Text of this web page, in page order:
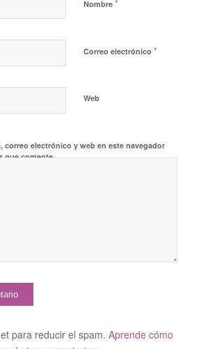
Nombre *
Correo electrónico *
Web
correo electrónico y web en este navegador
que comente.
para reducir el spam. Aprende cómo